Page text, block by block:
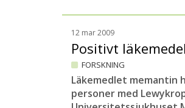
12 mar 2009
Positivt
FORSKNING
Läkemedlet memantin
personer med